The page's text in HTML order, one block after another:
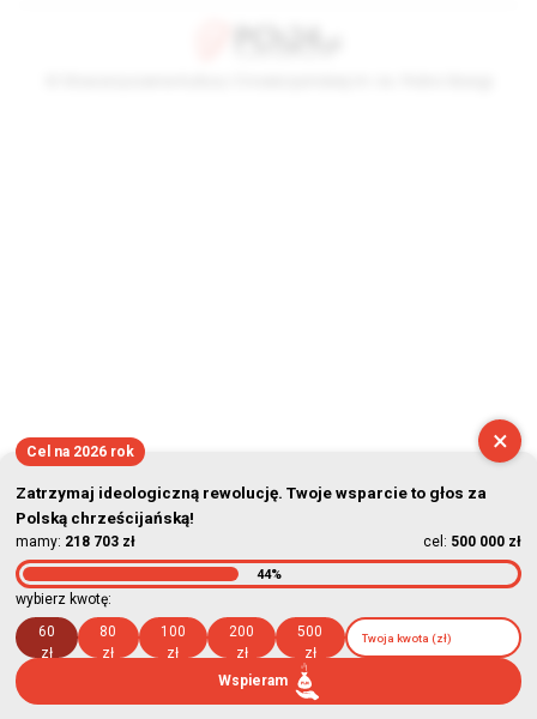
×
Cel na 2026 rok
Zatrzymaj ideologiczną rewolucję. Twoje wsparcie to głos za
Polską chrześcijańską!
mamy: 218 703 zł cel: 500 000 zł
44%
wybierz kwotę:
60
zł
80
zł
100
zł
200
zł
500
zł
Wspieram